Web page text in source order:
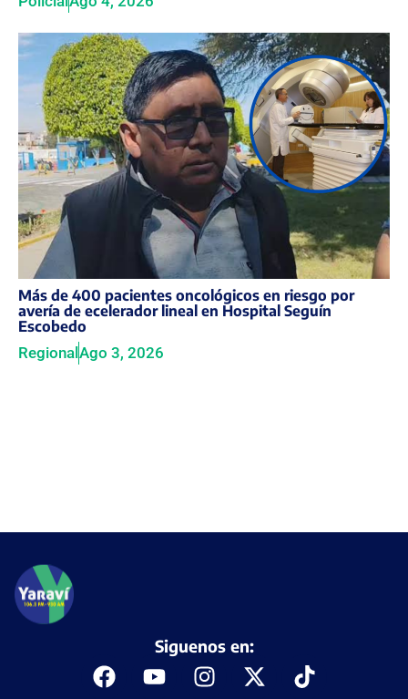
Más de 400 pacientes oncológicos en riesgo por
avería de ecelerador lineal en Hospital Seguín
Escobedo
RegionalAgo 3, 2026
Siguenos en: